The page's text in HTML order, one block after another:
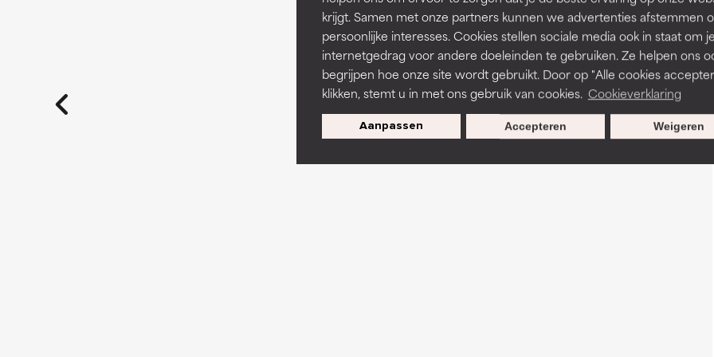
krijgt. Samen met onze partners kunnen we advertenties afstemmen
persoonlijke interesses. Cookies stellen sociale media ook in staat om je
internetgedrag voor andere doeleinden te gebruiken. Ze helpen ons
begrijpen hoe onze site wordt gebruikt. Door op "Alle cookies
klikken, stemt u in met ons gebruik van cookies. Cookieverklaring
Aanpassen Weigeren
Accepteren